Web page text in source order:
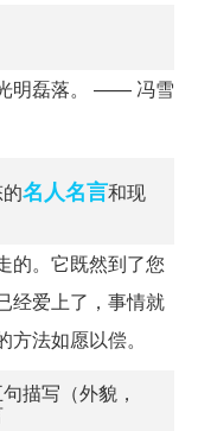
明磊落。 —— 冯雪
名人名言和现
的。它既然到了您
经爱上了，事情就
法如愿以偿。
描写（外貌，